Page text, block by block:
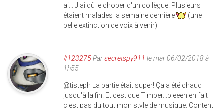
ai... J'ai dû le choper d'un collègue. Plusieurs
étaient malades la semaine dernière
(une
belle extinction de voix à venir)
#123275Parsecretspy911 le mar 06/02/2018 à
1h55
@tisteph La partie était super! Ça a été chaud
jusqu'à la fin! Et cest que Timber...bleeeh en fait
c'est pas du tout mon style de musique. Content